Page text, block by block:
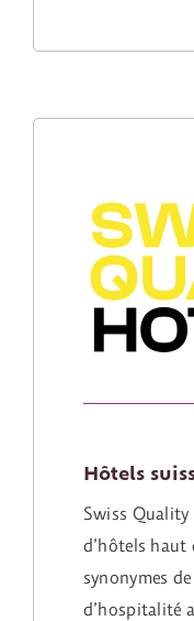
Hôtels
Swiss Quality
d’hôtels haut
synonymes
d’hospitalité